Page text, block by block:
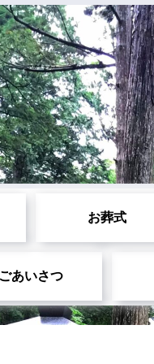
お葬式
ごあいさつ